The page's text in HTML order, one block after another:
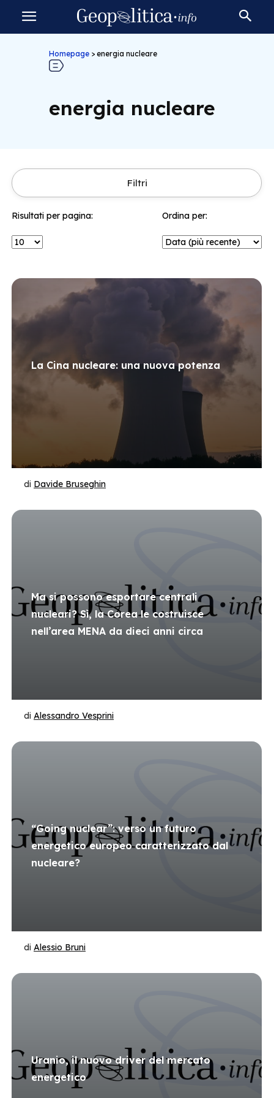
Homepage > energia nucleare
energia nucleare
Filtri
Risultati per pagina: Ordina per:
La Cina nucleare: una nuova potenza
di Davide Bruseghin
Ma si possono esportare centrali
nucleari? Sì, la Corea le costruisce
nell’area MENA da dieci anni circa
di Alessandro Vesprini
“Going nuclear”: verso un futuro
energetico europeo caratterizzato dal
nucleare?
di Alessio Bruni
Uranio, il nuovo driver del mercato
energetico